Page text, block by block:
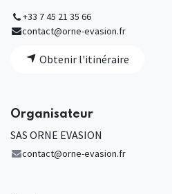
+33 7 45 21 35 66
contact@orne-evasion.fr
Obtenir l'itinéraire
Organisateur
SAS ORNE EVASION
contact@orne-evasion.fr